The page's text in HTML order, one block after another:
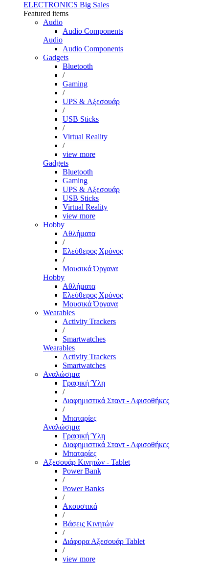
ELECTRONICS Big Sales
Featured items
Audio
Audio Components
Audio
Audio Components
Gadgets
Bluetooth
/
Gaming
/
UPS & Αξεσουάρ
/
USB Sticks
/
Virtual Reality
/
view more
Gadgets
Bluetooth
Gaming
UPS & Αξεσουάρ
USB Sticks
Virtual Reality
view more
Hobby
Αθλήματα
/
Ελεύθερος Χρόνος
/
Μουσικά Όργανα
Hobby
Αθλήματα
Ελεύθερος Χρόνος
Μουσικά Όργανα
Wearables
Activity Trackers
/
Smartwatches
Wearables
Activity Trackers
Smartwatches
Αναλώσιμα
Γραφική Ύλη
/
Διαφημιστικά Σταντ - Αφισοθήκες
/
Μπαταρίες
Αναλώσιμα
Γραφική Ύλη
Διαφημιστικά Σταντ - Αφισοθήκες
Μπαταρίες
Αξεσουάρ Κινητών - Tablet
Power Bank
/
Power Banks
/
Ακουστικά
/
Βάσεις Κινητών
/
Διάφορα Αξεσουάρ Tablet
/
view more